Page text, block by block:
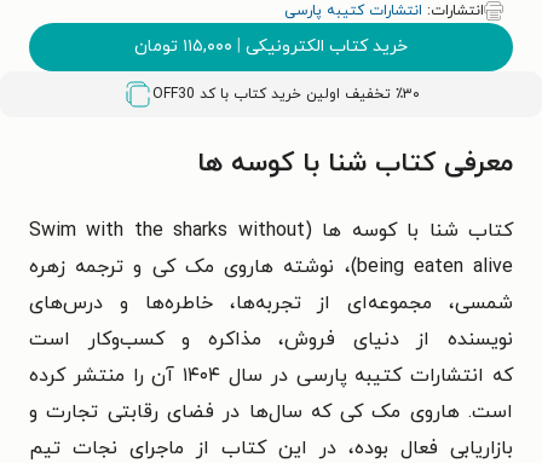
انتشارات: انتشارات کتیبه پارسی
خرید کتاب الکترونیکی | ۱۱۵,۰۰۰ تومان
٪۳۰ تخفیف اولین خرید کتاب با کد OFF30
معرفی کتاب شنا با کوسه ها
کتاب شنا با کوسه‌ ها (Swim with the sharks without
being eaten alive)، نوشته هاروی مک کی و ترجمه زهره
شمسی، مجموعه‌ای از تجربه‌ها، خاطره‌ها و درس‌های
نویسنده از دنیای فروش، مذاکره و کسب‌وکار است
که
انتشارات کتیبه پارسی در سال ۱۴۰۴ آن را منتشر کرده
است.هاروی مک کیکه سال‌ها در فضای رقابتی تجارت و
بازاریابی فعال بوده، در این کتاب از ماجرای نجات تیم